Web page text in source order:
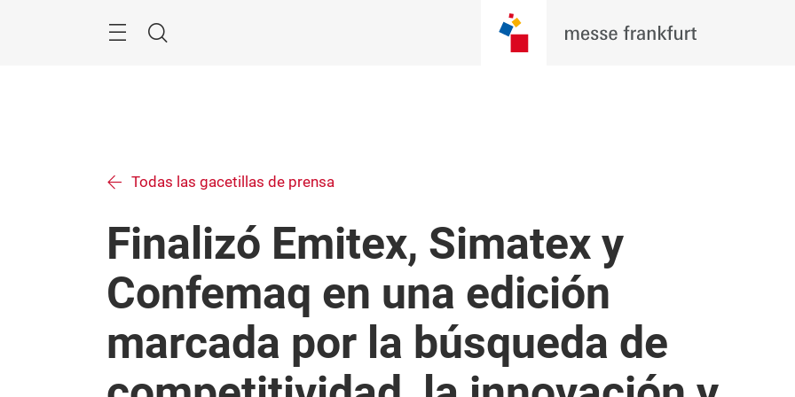
Buscar
Todas las gacetillas de prensa
Finalizó Emitex, Simatex y
Confemaq en una edición
marcada por la búsqueda de